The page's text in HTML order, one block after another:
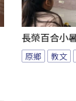
長榮百合小
原鄉 教文